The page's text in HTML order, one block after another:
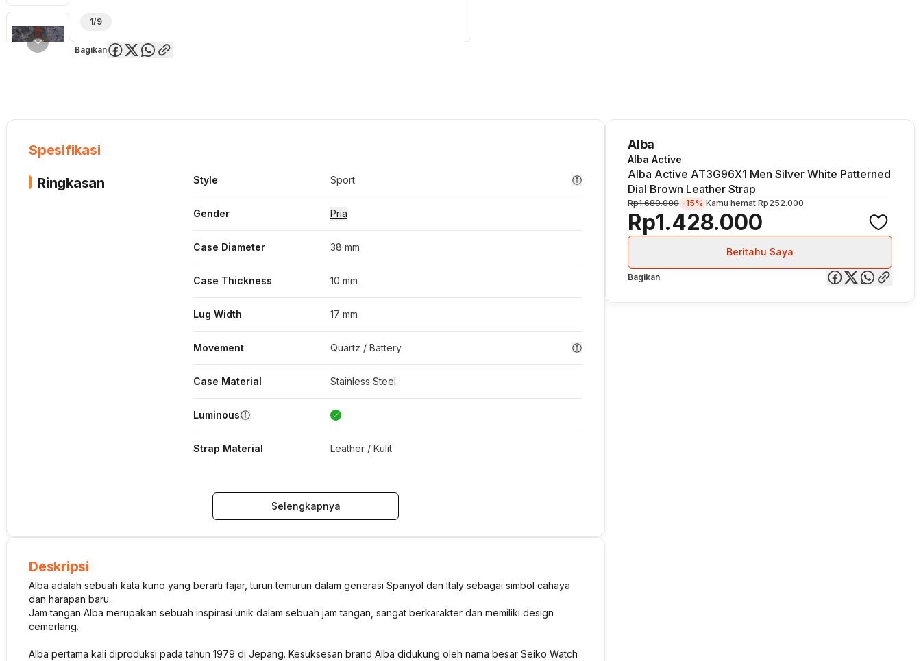
1/9
Bagikan
Spesifikasi
Ringkasan
Style Sport
Gender Pria
Case Diameter 38 mm
Case Thickness 10 mm
Lug Width 17 mm
Movement Quartz / Battery
Case Material Stainless Steel
Luminous
Strap Material Leather / Kulit
Selengkapnya
Deskripsi
Alba adalah sebuah kata kuno yang berarti fajar, turun temurun dalam generasi Spanyol dan Italy sebagai simbol cahaya
dan harapan baru.
Jam tangan Alba merupakan sebuah inspirasi unik dalam sebuah jam tangan, sangat berkarakter dan memiliki design
cemerlang.
Alba pertama kali diproduksi pada tahun 1979 di Jepang. Kesuksesan brand Alba didukung oleh nama besar Seiko Watch
Alba
Alba Active
Alba Active AT3G96X1 Men Silver White Patterned
Dial Brown Leather Strap
Rp1.428.000
Rp1.680.000 -15% Kamu hemat Rp252.000
Beritahu Saya
Bagikan